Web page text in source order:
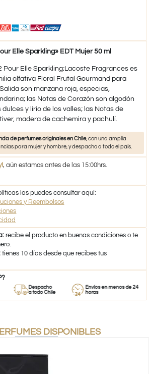
Elle Sparkling» EDT Mujer 50 ml
Pour Elle Sparkling;Lacoste Fragrances es
olfativa Floral Frutal Gourmand para
son manzana roja, especias,
las Notas de Corazón son algodón
y lirio de los valles; las Notas de
madera de cachemira y pachulí.
de perfumes originales en Chile, con una amplia
para mujer y hombre, y despacho a todo el país.
, aún estamos antes de las 15:00hrs.
las puedes consultar aquí:
y Reembolsos
recibe el producto en buenas condiciones o te
tienes 10 días desde que recibes tus
Despacho
a todo Chile
Envíos en menos de 24
horas
DISPONIBLES